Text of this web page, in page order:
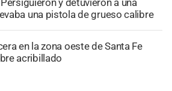
Persiguieron y detuvieron a una
una pistola de grueso calibre
en la zona oeste de Santa Fe
acribillado